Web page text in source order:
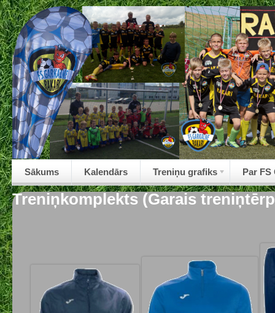
Sākums Kalendārs Treniņu grafiks Par FS
Treniņkomplekts (Garais